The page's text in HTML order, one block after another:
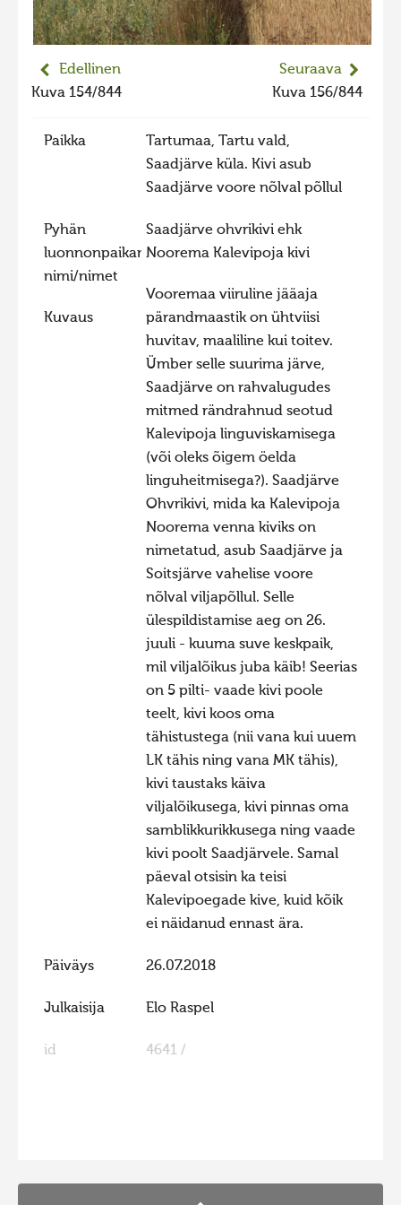
2023 kuvakilpailu lisä
Liikkuvat kuvat 2022
Hiite kuvavõistlus 2021
Hiite kuvavõistlus 2020
Liikkuvat kuvat 2020
Hiite kuvavõistlus 2019
Hiite kuvavõistlus 2018
Hiite kuvavõistlus 2017
Hiite kuvavõistlus 2016
Hiite kuvavõistlus 2015
Hiite kuvavõistlus 2014
Hiite kuvavõistlus 2013
Hiite kuvavõistlus 2012
Hiite kuvavõistlus 2011
Hiite kuvavõistlus 2010
Hiite kuvavõistlus 2009
Hiite kuvavõistlus 2008
Edellinen
Kuva 154/844
Seuraava
Kuva 156/844
Paikka
Tartumaa, Tartu vald,
Saadjärve küla. Kivi asub
Saadjärve voore nõlval põllul
Pyhän
luonnonpaikan
nimi/nimet
Saadjärve ohvrikivi ehk
Noorema Kalevipoja kivi
Kuvaus
Vooremaa viiruline jääaja
pärandmaastik on ühtviisi
huvitav, maaliline kui toitev.
Ümber selle suurima järve,
Saadjärve on rahvalugudes
mitmed rändrahnud seotud
Kalevipoja linguviskamisega
(või oleks õigem öelda
linguheitmisega?). Saadjärve
Ohvrikivi, mida ka Kalevipoja
Noorema venna kiviks on
nimetatud, asub Saadjärve ja
Soitsjärve vahelise voore
nõlval viljapõllul. Selle
ülespildistamise aeg on 26.
juuli - kuuma suve keskpaik,
mil viljalõikus juba käib! Seerias
on 5 pilti- vaade kivi poole
teelt, kivi koos oma
tähistustega (nii vana kui uuem
LK tähis ning vana MK tähis),
kivi taustaks käiva
viljalõikusega, kivi pinnas oma
samblikkurikkusega ning vaade
kivi poolt Saadjärvele. Samal
päeval otsisin ka teisi
Kalevipoegade kive, kuid kõik
ei näidanud ennast ära.
Päiväys 26.07.2018
Julkaisija Elo Raspel
id 4641 /